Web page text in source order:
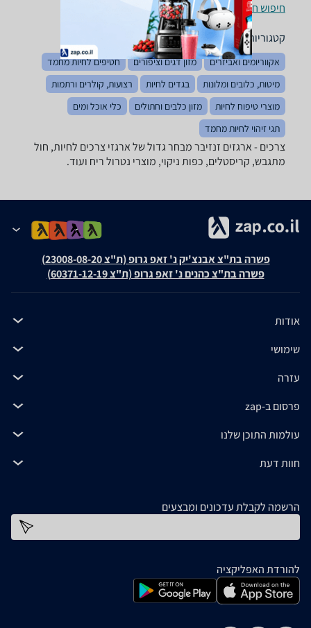
חיפוש חנויות צרכים לפי עיר
קטגוריות משלימות
אקווריומים ואביזרים מזון דגים וציפורים
חטיפים לחיות מחמד
מיטות, כלובים ומלונות
בגדים לחיות
רצועות, קולרים ורתמות
מוצרי טיפוח לחיות
מזון כלבים וחתולים
כלי אוכל ומים
תגי זיהוי לחיות מחמד
צרכים - ‏ארגזים ‏זנזיבר מבחר גדול של ארגזי צרכים לחיות, חול
מתגבש, קריסטלים, כפות ניקוי, מוצרי נטרול ריח ועוד.
פשרה בת"צ אבנצ'יק נ' זאפ גרופ (ת"צ 23008-08-20)
פשרה בת"צ כהנים נ' זאפ גרופ (ת"צ 60371-12-19)
אודות
שימושי
עזרה
פרסום ב-zap
עולמות התוכן שלנו
חוות דעת
הרשמה לקבלת עדכונים ומבצעים
להורדת האפליקציה